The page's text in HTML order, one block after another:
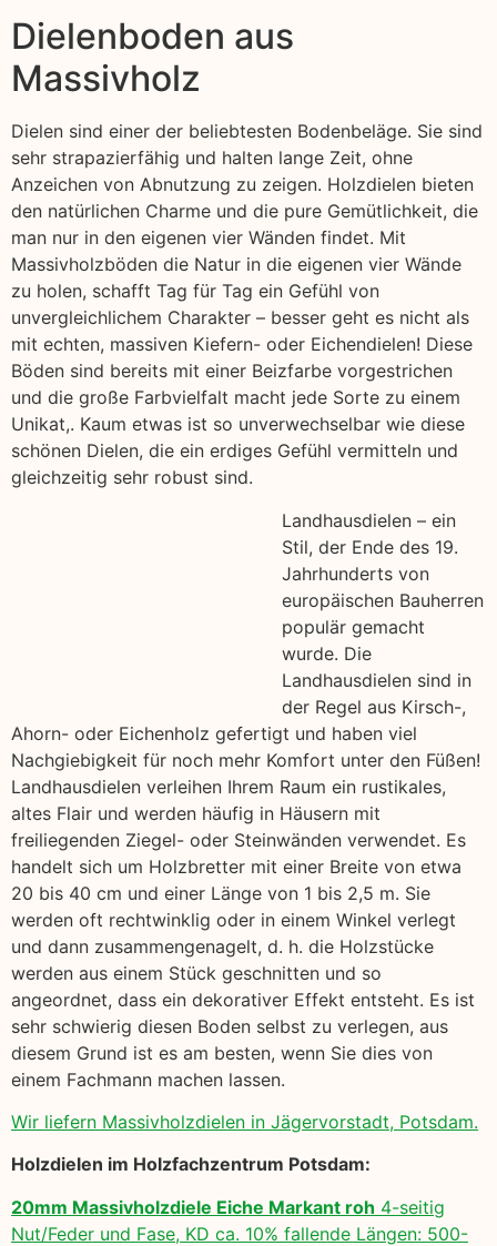
Dielenboden aus
Massivholz
Dielen sind einer der beliebtesten Bodenbeläge. Sie sind
sehr strapazierfähig und halten lange Zeit, ohne
Anzeichen von Abnutzung zu zeigen. Holzdielen bieten
den natürlichen Charme und die pure Gemütlichkeit, die
man nur in den eigenen vier Wänden findet. Mit
Massivholzböden die Natur in die eigenen vier Wände
zu holen, schafft Tag für Tag ein Gefühl von
unvergleichlichem Charakter – besser geht es nicht als
mit echten, massiven Kiefern- oder Eichendielen! Diese
Böden sind bereits mit einer Beizfarbe vorgestrichen
und die große Farbvielfalt macht jede Sorte zu einem
Unikat,. Kaum etwas ist so unverwechselbar wie diese
schönen Dielen, die ein erdiges Gefühl vermitteln und
gleichzeitig sehr robust sind.
Landhausdielen – ein
Stil, der Ende des 19.
Jahrhunderts von
europäischen Bauherren
populär gemacht
wurde. Die
Landhausdielen sind in
der Regel aus Kirsch-,
Ahorn- oder Eichenholz gefertigt und haben viel
Nachgiebigkeit für noch mehr Komfort unter den Füßen!
Landhausdielen verleihen Ihrem Raum ein rustikales,
altes Flair und werden häufig in Häusern mit
freiliegenden Ziegel- oder Steinwänden verwendet. Es
handelt sich um Holzbretter mit einer Breite von etwa
20 bis 40 cm und einer Länge von 1 bis 2,5 m. Sie
werden oft rechtwinklig oder in einem Winkel verlegt
und dann zusammengenagelt, d. h. die Holzstücke
werden aus einem Stück geschnitten und so
angeordnet, dass ein dekorativer Effekt entsteht. Es ist
sehr schwierig diesen Boden selbst zu verlegen, aus
diesem Grund ist es am besten, wenn Sie dies von
einem Fachmann machen lassen.
Wir liefern Massivholzdielen in Jägervorstadt, Potsdam.
Holzdielen im Holzfachzentrum Potsdam:
20mm Massivholzdiele Eiche Markant roh 4-seitig
Nut/Feder und Fase, KD ca. 10% fallende Längen: 500-